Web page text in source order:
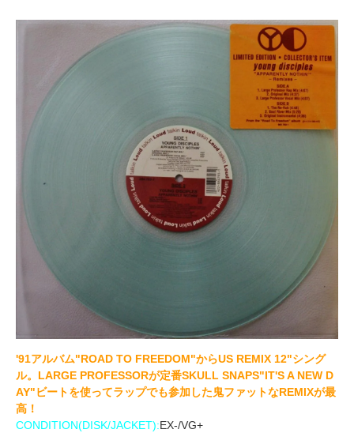
'91アルバム"ROAD TO FREEDOM"からUS REMIX 12"シング
ル。LARGE PROFESSORが定番SKULL SNAPS"IT'S A NEW D
AY"ビートを使ってラップでも参加した鬼ファットなREMIXが最
高！
CONDITION(DISK/JACKET):EX-/VG+